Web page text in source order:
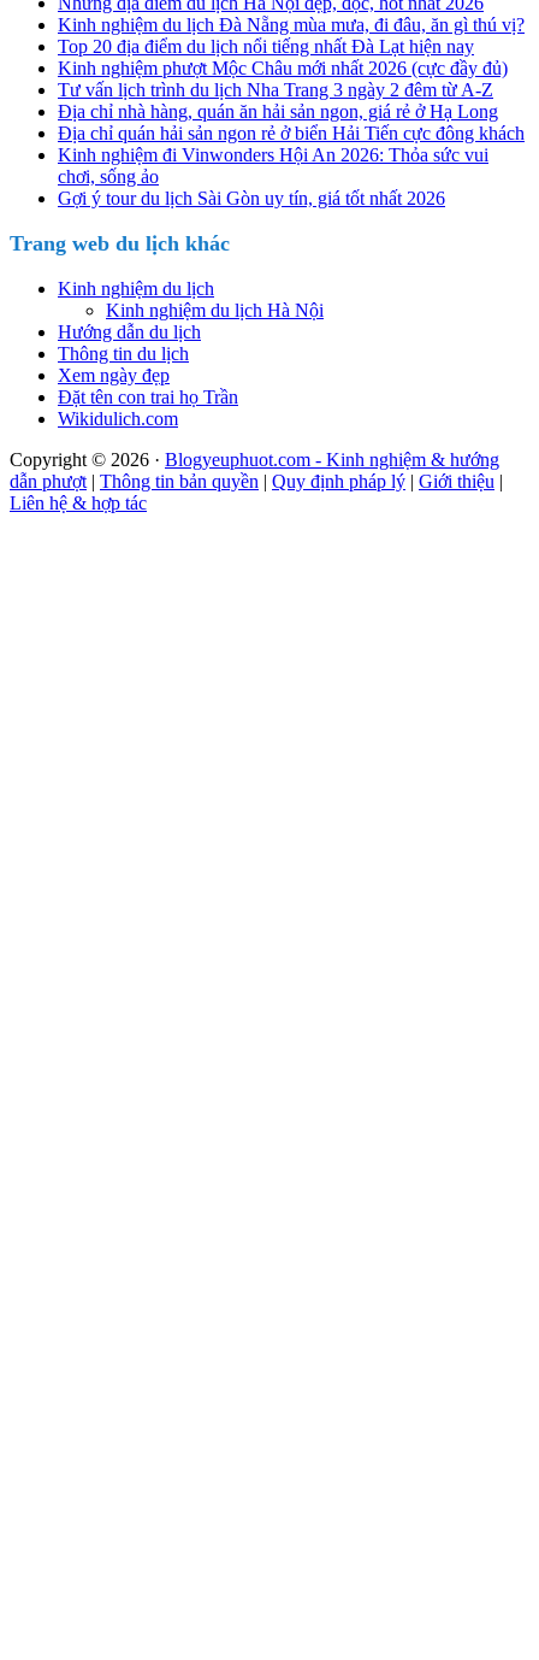
Kinh nghiệm du lịch Đà Nẵng mùa mưa, đi đâu, ăn gì thú vị?
Top 20 địa điểm du lịch nổi tiếng nhất Đà Lạt hiện nay
Kinh nghiệm phượt Mộc Châu mới nhất 2026 (cực đầy đủ)
Tư vấn lịch trình du lịch Nha Trang 3 ngày 2 đêm từ A-Z
Địa chỉ nhà hàng, quán ăn hải sản ngon, giá rẻ ở Hạ Long
Địa chỉ quán hải sản ngon rẻ ở biển Hải Tiến cực đông khách
Kinh nghiệm đi Vinwonders Hội An 2026: Thỏa sức vui
chơi, sống ảo
Gợi ý tour du lịch Sài Gòn uy tín, giá tốt nhất 2026
Trang web du lịch khác
Kinh nghiệm du lịch
Kinh nghiệm du lịch Hà Nội
Hướng dẫn du lịch
Thông tin du lịch
Xem ngày đẹp
Đặt tên con trai họ Trần
Wikidulich.com
Copyright © 2026 · Blogyeuphuot.com - Kinh nghiệm & hướng
dẫn phượt | Thông tin bản quyền | Quy định pháp lý | Giới thiệu |
Liên hệ & hợp tác